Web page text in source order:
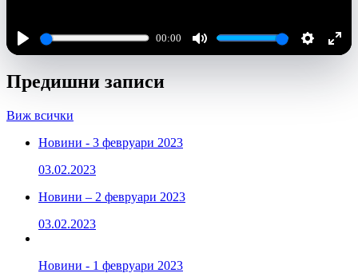
Play
00:00
Mute Settings
Предишни записи
Виж всички
Новини - 3 февруари 2023
03.02.2023
Новини – 2 февруари 2023
03.02.2023
Новини - 1 февруари 2023